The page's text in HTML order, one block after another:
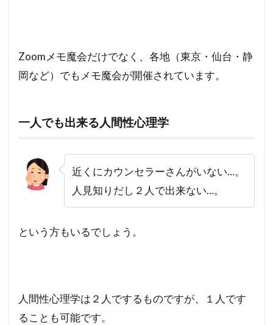
Zoomメモ魔会だけでなく、各地（東京・仙台・静
岡など）でもメモ魔会が開催されています。
一人でも出来る人間性心理学
近くにカウンセラーさんがいない…。
人見知りだし２人で出来ない…。
という方もいるでしょう。
人間性心理学は２人でするものですが、１人です
ることも可能です。